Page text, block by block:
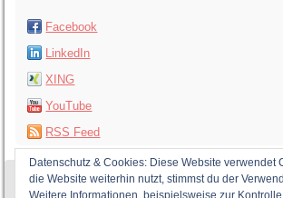
Facebook
LinkedIn
XING
YouTube
RSS Feed
Datenschutz & Cookies: Diese Website verwendet
die Website weiterhin nutzt, stimmst du der
Weitere Informationen, beispielsweise zur